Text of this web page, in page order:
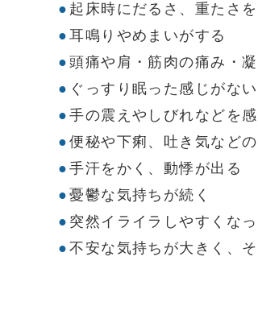
起床時にだるさ、重たさ
耳鳴りやめまいがする
頭痛や肩・筋肉の痛み・
ぐっすり眠った感じがない
手の震えやしびれなどを
便秘や下痢、吐き気など
手汗をかく、動悸が出る
憂鬱な気持ちが続く
突然イライラしやすくな
不安な気持ちが大きく、そ